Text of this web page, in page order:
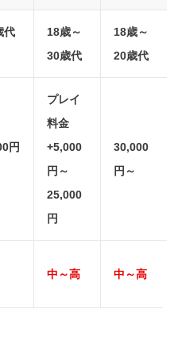
代
18歳～
30歳代
18歳～
20歳代
円
プレイ
料金
+5,000
円～
25,000
円
30,000
円～
中～高 中～高